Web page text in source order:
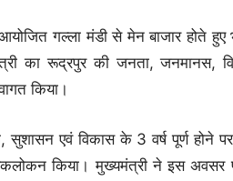
गल्ला मंडी से मेन बाजार होते हुए
का रूद्रपुर की जनता, जनमानस,
किया।
एवं विकास के 3 वर्ष पूर्ण होने
किया। मुख्यमंत्री ने इस